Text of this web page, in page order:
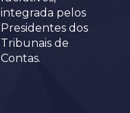
integrada pelos
Presidentes dos
Tribunais de
Contas.